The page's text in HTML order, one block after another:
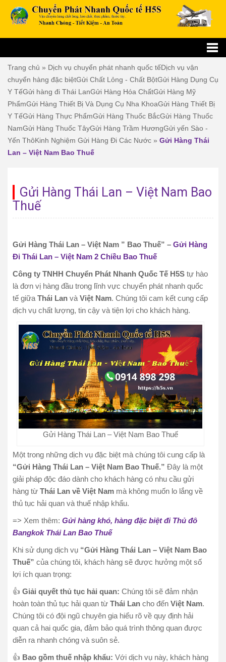
Trang chủ » Dịch vụ chuyển phát nhanh quốc tếDịch vụ vận
chuyển hàng đặc biệtGửi Chất Lỏng - Chất BộtGửi Hàng Dụng Cụ
Y TếGửi hàng đi Thái LanGửi Hàng Hóa ChấtGửi Hàng Mỹ
PhẩmGửi Hàng Thiết Bị Và Dụng Cụ Nha KhoaGửi Hàng Thiết Bị
Y TếGửi Hàng Thực PhẩmGửi Hàng Thuốc BắcGửi Hàng Thuốc
NamGửi Hàng Thuốc TâyGửi Hàng Trầm HươngGửi yến Sào -
Yến ThôKinh Nghiệm Gửi Hàng Đi Các Nước » Gửi Hàng Thái
Lan – Việt Nam Bao Thuế
Gửi Hàng Thái Lan – Việt Nam Bao
Thuế
Gửi Hàng Thái Lan – Việt Nam ” Bao Thuế” – Gửi Hàng
Đi Thái Lan – Việt Nam 2 Chiều Bao Thuế
Công ty TNHH Chuyển Phát Nhanh Quốc Tế H5S tự hào
là đơn vị hàng đầu trong lĩnh vực chuyển phát nhanh quốc
tế giữa Thái Lan và Việt Nam. Chúng tôi cam kết cung cấp
dịch vụ chất lượng, tin cậy và tiện lợi cho khách hàng.
Gửi Hàng Thái Lan – Việt Nam Bao Thuế
Một trong những dịch vụ đặc biệt mà chúng tôi cung cấp là
“Gửi Hàng Thái Lan – Việt Nam Bao Thuế.” Đây là một
giải pháp độc đáo dành cho khách hàng có nhu cầu gửi
hàng từ Thái Lan về Việt Nam mà không muốn lo lắng về
thủ tục hải quan và thuế nhập khẩu.
=> Xem thêm: Gửi hàng khó, hàng đặc biệt đi Thủ đô
Bangkok Thái Lan Bao Thuế
Khi sử dụng dịch vụ “Gửi Hàng Thái Lan – Việt Nam Bao
Thuế” của chúng tôi, khách hàng sẽ được hưởng một số
lợi ích quan trọng:
👍 Giải quyết thủ tục hải quan: Chúng tôi sẽ đảm nhận
hoàn toàn thủ tục hải quan từ Thái Lan cho đến Việt Nam.
Chúng tôi có đội ngũ chuyên gia hiểu rõ về quy định hải
quan cả hai quốc gia, đảm bảo quá trình thông quan được
diễn ra nhanh chóng và suôn sẻ.
👍 Bao gồm thuế nhập khẩu: Với dịch vụ này, khách hàng